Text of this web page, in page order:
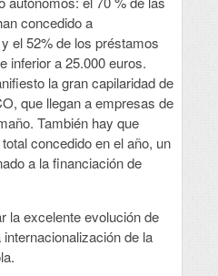
concedido a
el 52% de los préstamos
inferior a 25.000 euros.
la gran capilaridad de
que llegan a empresas de
También hay que
concedido en el año, un
a la financiación de
la excelente evolución de
de la